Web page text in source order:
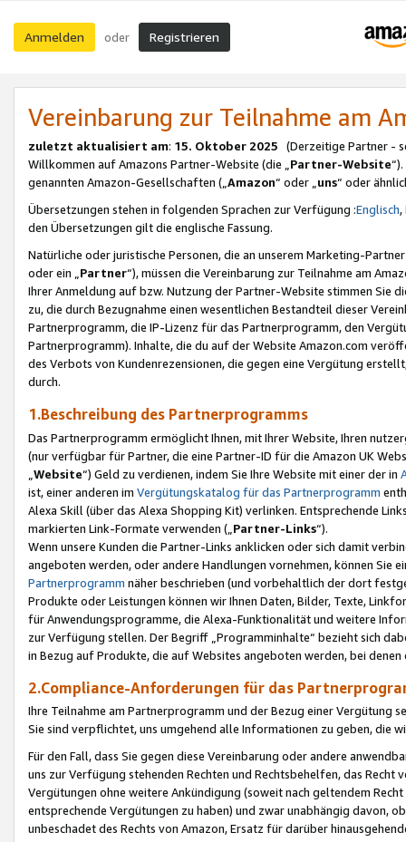
Anmelden oder Registrieren
Vereinbarung zur Teilnahme am
zuletzt aktualisiert am: 15. Oktober 2025 (Derzeitige Partner -
Willkommen auf Amazons Partner-Website (die „Partner-Website
genannten Amazon-Gesellschaften („Amazon“ oder „uns“ oder
Übersetzungen stehen in folgenden Sprachen zur Verfügung :Englisch,
den Übersetzungen gilt die englische Fassung.
Natürliche oder juristische Personen, die an unserem Marketing-
oder ein „Partner“), müssen die Vereinbarung zur Teilnahme am
Ihrer Anmeldung auf bzw. Nutzung der Partner-Website stimmen Sie
zu, die durch Bezugnahme einen wesentlichen Bestandteil dieser
Partnerprogramm, die IP-Lizenz für das Partnerprogramm, den
Partnerprogramm). Inhalte, die du auf der Website Amazon.com
des Verbots von Kundenrezensionen, die gegen eine Vergütung
durch.
1.Beschreibung des Partnerprogramms
Das Partnerprogramm ermöglicht Ihnen, mit Ihrer Website, Ihren
(nur verfügbar für Partner, die eine Partner-ID für die Amazon UK
Website“) Geld zu verdienen, indem Sie Ihre Website mit einer der in
ist, einer anderen im Vergütungskatalog für das Partnerprogramm
Alexa Skill (über das Alexa Shopping Kit) verlinken. Entsprechende
markierten Link-Formate verwenden („ Partner-Links“).
Wenn unsere Kunden die Partner-Links anklicken oder sich damit
angeboten werden, oder andere Handlungen vornehmen, können Sie
Partnerprogramm näher beschrieben (und vorbehaltlich der dort
Produkte oder Leistungen können wir Ihnen Daten, Bilder, Texte,
für Anwendungsprogramme, die Alexa-Funktionalität und weitere
zur Verfügung stellen. Der Begriff „Programminhalte“ bezieht sich
in Bezug auf Produkte, die auf Websites angeboten werden, bei
2.Compliance-Anforderungen für das
Ihre Teilnahme am Partnerprogramm und der Bezug einer Vergütung
Sie sind verpflichtet, uns umgehend alle Informationen zu geben, die
Für den Fall, dass Sie gegen diese Vereinbarung oder andere
uns zur Verfügung stehenden Rechten und Rechtsbehelfen, das
Vergütungen ohne weitere Ankündigung (soweit nach geltendem
entsprechende Vergütungen zu haben) und zwar unabhängig davon,
unbeschadet des Rechts von Amazon, Ersatz für darüber